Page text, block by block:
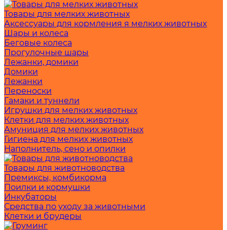
Товары для мелких животных
Аксессуары для кормления я мелких животных
Шары и колеса
Беговые колеса
Прогулочные шары
Лежанки, домики
Домики
Лежанки
Переноски
Гамаки и туннели
Игрушки для мелких животных
Клетки для мелких животных
Амуниция для мелких животных
Гигиена для мелких животных
Наполнитель, сено и опилки
Товары для животноводства
Премиксы, комбикорма
Поилки и кормушки
Инкубаторы
Средства по уходу за животными
Клетки и брудеры